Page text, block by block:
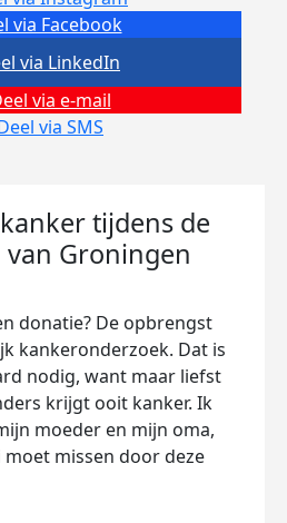
via Facebook
via e-mail
via SMS
via LinkedIn
tijdens de
van Groningen
donatie? De opbrengst
kankeronderzoek. Dat is
nodig, want maar liefst
krijgt ooit kanker. Ik
moeder en mijn oma,
missen door deze